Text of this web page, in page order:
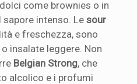
come brownies o in
intenso. Lesour
e freschezza, sono
insalate leggere. Non
Belgian Strong, che
alcolico e i profumi